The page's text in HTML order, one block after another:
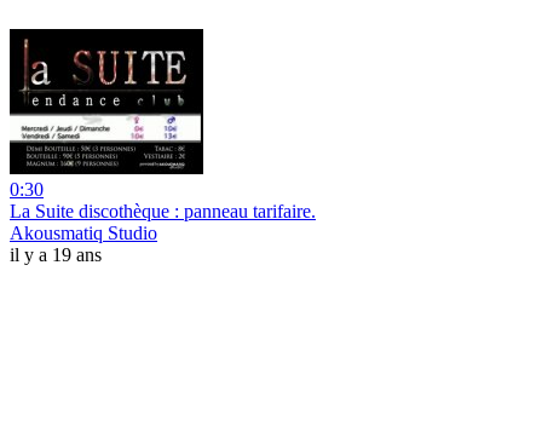
0:30
La Suite discothèque : panneau tarifaire.
Akousmatiq Studio
il y a 19 ans